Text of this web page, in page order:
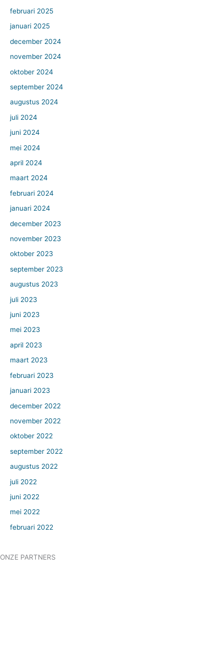
februari 2025
januari 2025
december 2024
november 2024
oktober 2024
september 2024
augustus 2024
juli 2024
juni 2024
mei 2024
april 2024
maart 2024
februari 2024
januari 2024
december 2023
november 2023
oktober 2023
september 2023
augustus 2023
juli 2023
juni 2023
mei 2023
april 2023
maart 2023
februari 2023
januari 2023
december 2022
november 2022
oktober 2022
september 2022
augustus 2022
juli 2022
juni 2022
mei 2022
februari 2022
ONZE PARTNERS